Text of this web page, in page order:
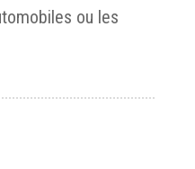
ou les